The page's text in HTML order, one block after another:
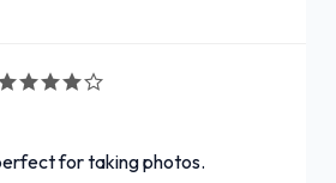
for taking photos.